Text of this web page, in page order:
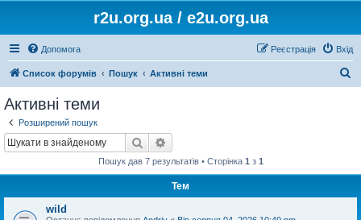
r2u.org.ua / e2u.org.ua
Допомога Вхід
Реєстрація
Список форумів Пошук Активні теми
Активні теми
Розширений пошук
Пошук
Пошук дав 7 результатів • Сторінка 1 з 1
Тем
wild